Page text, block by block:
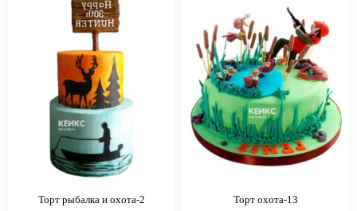
Торт рыбалка и охота-2 Торт охота-13